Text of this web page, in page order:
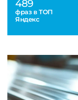
489
фраз в ТОП
Яндекс